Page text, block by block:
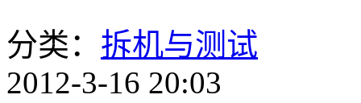
分类： 拆机与测试
2012-3-16 20:03